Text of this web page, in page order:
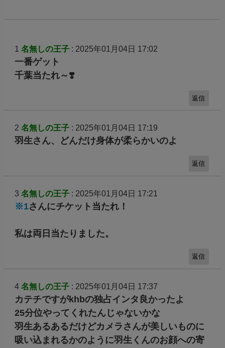
1 名無しの王子: 2025年01月04日 17:02
一番ゲット
千葉当たれ～❣️
返信
2 名無しの王子: 2025年01月04日 17:19
羽生さん、どんだけ身体が柔らかいのよ
返信
3 名無しの王子: 2025年01月04日 17:21
※1さんにチケット当たれ！
私は両日当たりました。
返信
4 名無しの王子: 2025年01月04日 17:37
カテチですがkhbの独占インタ良かったよ
25分位やってくれたんじゃないかな
羽生あるあるだけどカメラさんが美しいものに
吸い込まれるかのように羽生くんのお顔への寄